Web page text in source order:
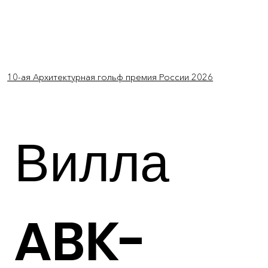
Вилла
ABK-
10-ая Архитектурная гольф премия России 2026